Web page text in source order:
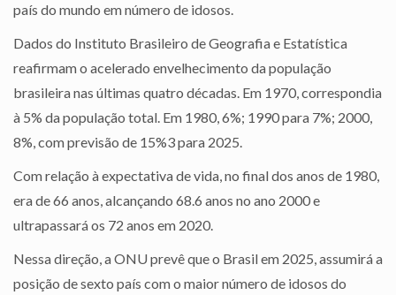
país do mundo em número de idosos.
Dados do Instituto Brasileiro de Geografia e Estatística
reafirmam o acelerado envelhecimento da população
brasileira nas últimas quatro décadas. Em 1970, correspondia
à 5% da população total. Em 1980, 6%; 1990 para 7%; 2000,
8%, com previsão de 15%3 para 2025.
Com relação à expectativa de vida, no final dos anos de 1980,
era de 66 anos, alcançando 68.6 anos no ano 2000 e
ultrapassará os 72 anos em 2020.
Nessa direção, a ONU prevê que o Brasil em 2025, assumirá a
posição de sexto país com o maior número de idosos do